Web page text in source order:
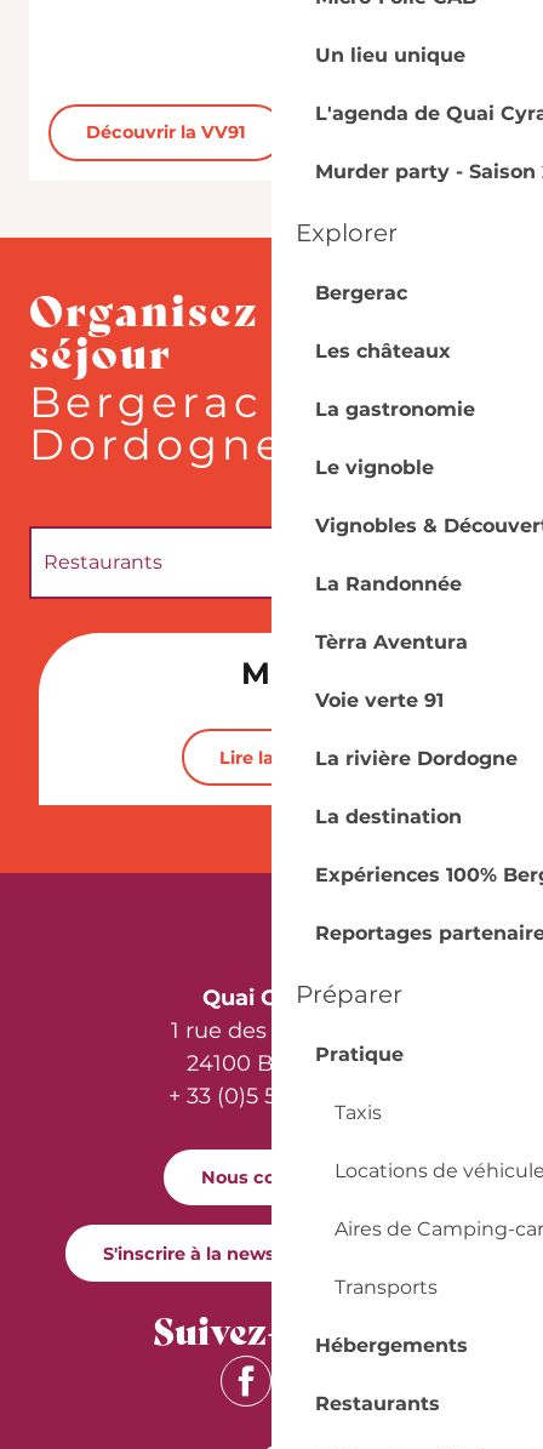
Un lieu unique
L'agenda de Quai
Murder party - Saison
Explorer
Bergerac
Les châteaux
La gastronomie
Le vignoble
Vignobles &
La Randonnée
Tèrra Aventura
Voie verte 91
La rivière Dordogne
La destination
Expériences 100%
Reportages
Préparer
Pratique
Taxis
Locations de
Aires de Camping-car
Transports
Hébergements
Restaurants
Découvrir la VV91
Organisez votre
séjour
Bergerac - Sud
Dordogne
Restaurants
Patrimoine
MIA
Lire la suite
Quai Cyrano
1 rue des Récollets
24100 Bergerac
+ 33 (0)5 53 57 03 11
Nous contacter
S'inscrire à la newsletter Quai Cyrano
Suivez-nous !